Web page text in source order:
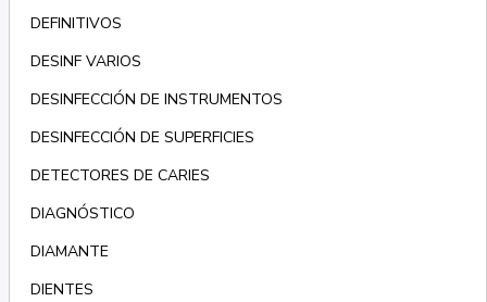
DEFINITIVOS
DESINF VARIOS
DESINFECCIÓN DE INSTRUMENTOS
DESINFECCIÓN DE SUPERFICIES
DETECTORES DE CARIES
DIAGNÓSTICO
DIAMANTE
DIENTES